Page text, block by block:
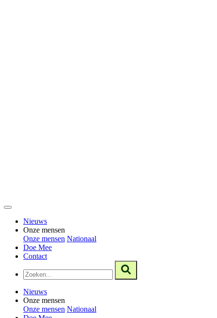
Nieuws
Onze mensen
Onze mensen Nationaal
Doe Mee
Contact
Nieuws
Onze mensen
Onze mensen Nationaal